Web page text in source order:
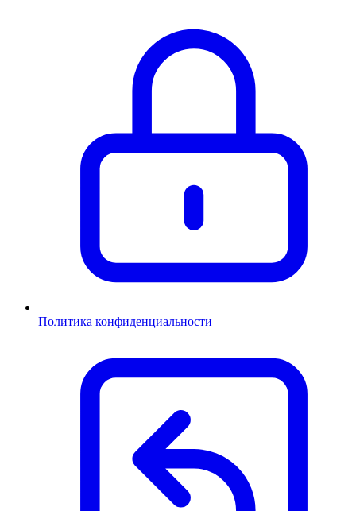
Политика конфиденциальности